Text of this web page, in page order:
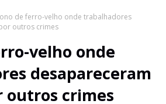
de ferro-velho onde trabalhadores
outros crimes
velho onde
desapareceram
outros crimes